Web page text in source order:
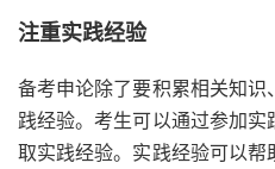
注重实践经验
备考申论除了要积累相关知
践经验。考生可以通过参加
取实践经验。实践经验可以